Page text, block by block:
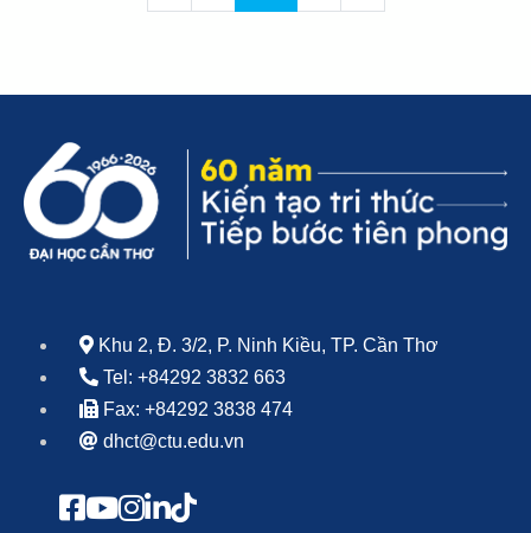
Khu 2, Đ. 3/2, P. Ninh Kiều, TP. Cần Thơ
Tel: +84292 3832 663
Fax: +84292 3838 474
dhct@ctu.edu.vn